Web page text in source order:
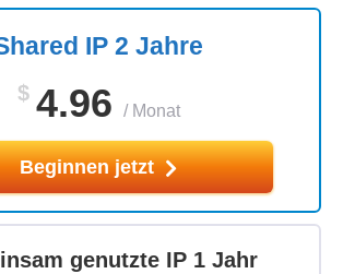
IP 2 Jahre
$ 4.96 / Monat
Beginnen jetzt
genutzte IP 1 Jahr